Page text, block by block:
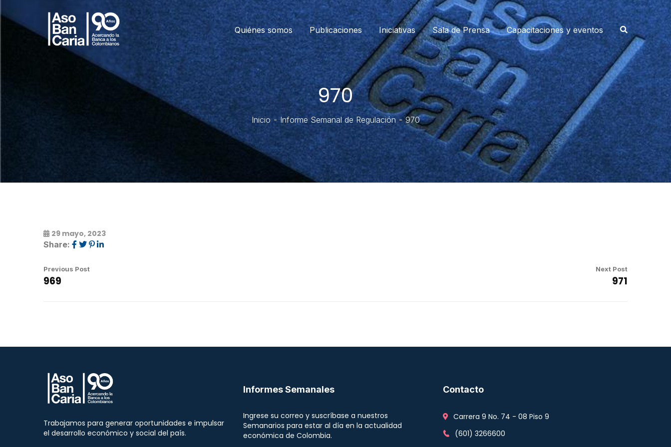
Quiénes somos Publicaciones Iniciativas Sala de Prensa Capacitaciones y eventos
970
Inicio Informe Semanal de Regulación 970
29 mayo, 2023
Share:
Previous Post
969
Next Post
971
Trabajamos para generar oportunidades e impulsar
el desarrollo económico y social del país.
Informes Semanales
Ingrese su correo y suscríbase a nuestros
Semanarios para estar al día en la actualidad
económica de Colombia.
Contacto
Carrera 9 No. 74 - 08 Piso 9
(601) 3266600